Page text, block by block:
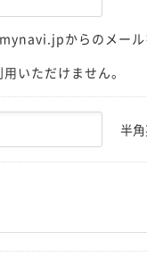
からのメー
いただけません。
半